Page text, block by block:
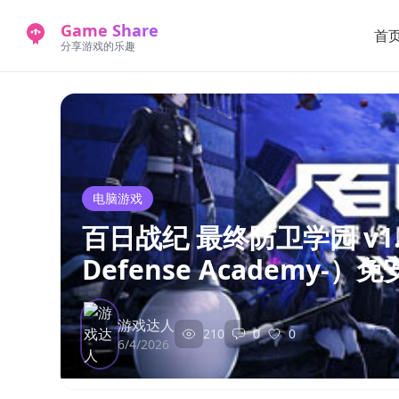
Game Share
分享游戏的乐趣
首
电脑游戏
百日战纪 最终防卫学园
Defense Academy-）免
游戏达人
6/4/2026
210 0 0